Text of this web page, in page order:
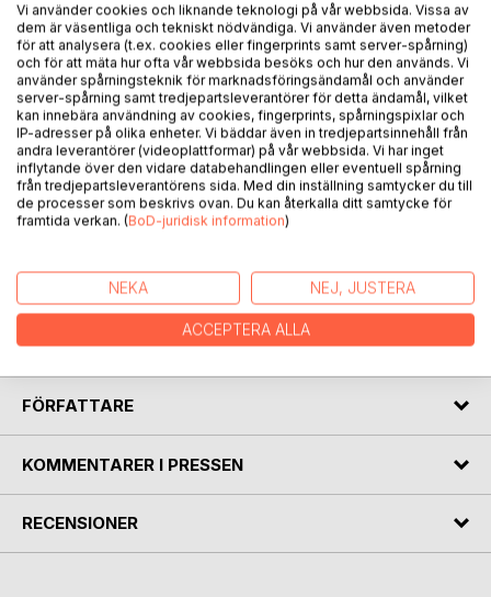
Den vise och beskyddande trollkvinnan Hjördis skapar
sublima ljus inom sig själv. Hon hjälper många varelser och
påverkar deras sätt att vara. I en andlig kopparkittel puttrar
kontinuerligt förtrollande skapelser som besitter underbara
läkande krafter.
En vredgad eld blossar upp i underjorden. Det är
trollpackan Mara som alstrar mentala gifter och vill påverka
varelsernas inre negativt genom annalkande oväder.
Men Hjördis kokar ihop något storslaget i kitteln. En
lysande kraft är på väg att skapas. Ska den lyckas rena de
destruktiva energierna som utgår från Mara och stoppa
hennes mörka avsikter?
FÖRFATTARE
KOMMENTARER I PRESSEN
RECENSIONER
Vi använder cookies och liknande teknologi på vår webbsida. Vissa av
dem är väsentliga och tekniskt nödvändiga. Vi använder även metoder
för att analysera (t.ex. cookies eller fingerprints samt server-spårning)
och för att mäta hur ofta vår webbsida besöks och hur den används. Vi
använder spårningsteknik för marknadsföringsändamål och använder
server-spårning samt tredjepartsleverantörer för detta ändamål, vilket
kan innebära användning av cookies, fingerprints, spårningspixlar och
IP-adresser på olika enheter. Vi bäddar även in tredjepartsinnehåll från
andra leverantörer (videoplattformar) på vår webbsida. Vi har inget
inflytande över den vidare databehandlingen eller eventuell spårning
från tredjepartsleverantörens sida. Med din inställning samtycker du till
de processer som beskrivs ovan. Du kan återkalla ditt samtycke för
framtida verkan. (BoD-juridisk information)
NEKA NEJ, JUSTERA
ACCEPTERA ALLA